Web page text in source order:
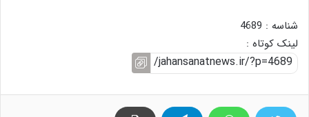
شناسه : 4689
لینک کوتاه :